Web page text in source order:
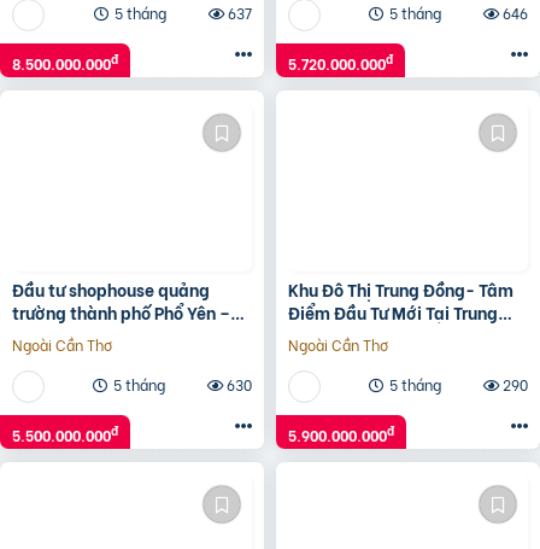
5 tháng
637
8.500.000.000đ
5 tháng
646
5.720.000.000đ
Đầu tư shophouse quảng
trường thành phố Phổ Yên –
tài sản truyền đời khẳng định
đẳng cấp
Ngoài Cần Thơ
5 tháng
630
5.500.000.000đ
Khu Đô Thị Trung Đồng- Tâm
Điểm Đầu Tư Mới Tại Trung
Đồng – Việt Yên
Ngoài Cần Thơ
5 tháng
290
5.900.000.000đ